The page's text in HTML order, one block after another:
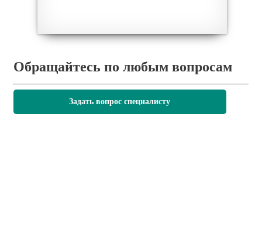
Обращайтесь по любым вопросам
Задать вопрос специалисту